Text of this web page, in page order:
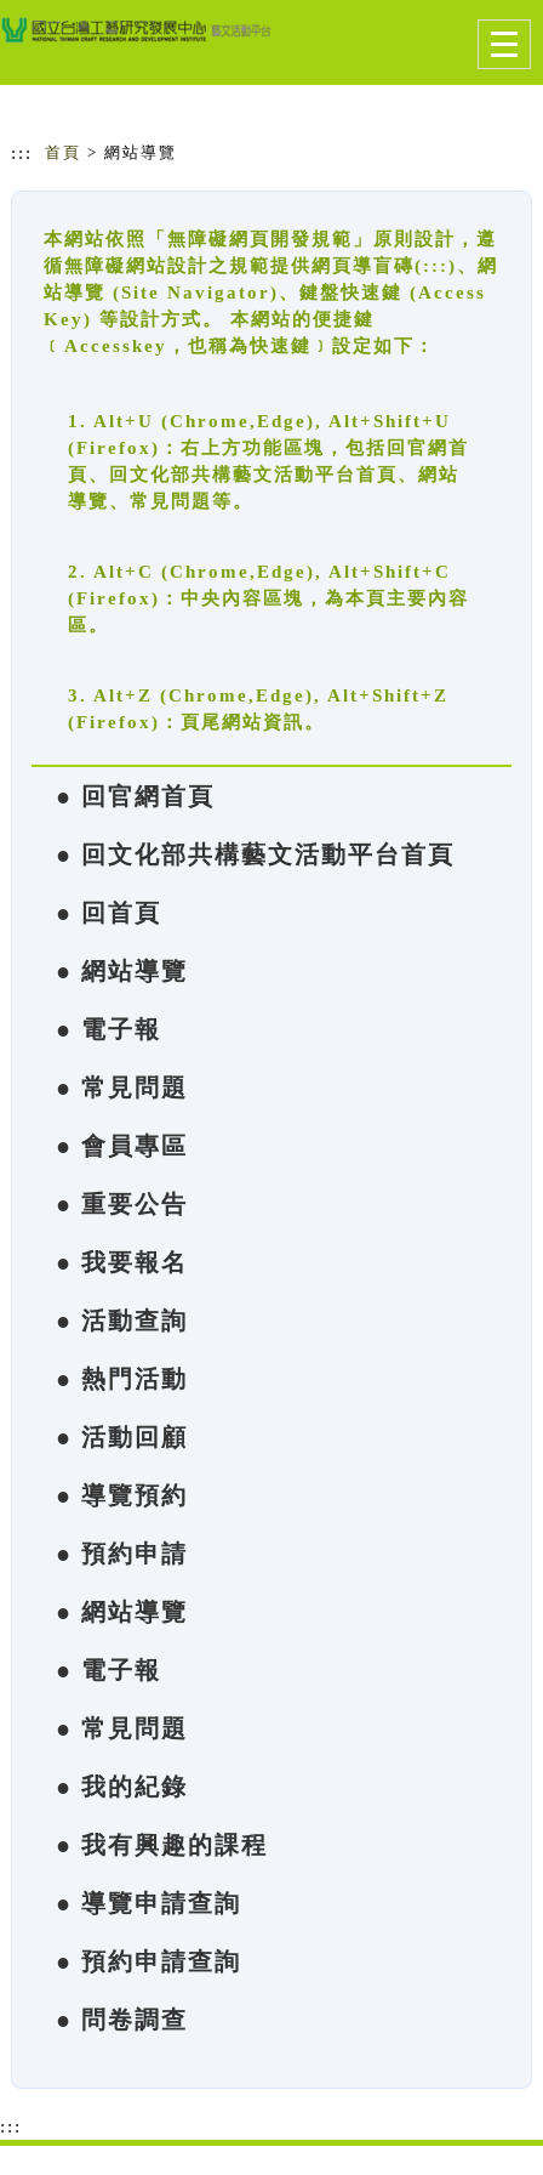
跳到主要內容
網站導覽
::: 首頁 > 網站導覽
本網站依照「無障礙網頁開發規範」原則設計，遵
循無障礙網站設計之規範提供網頁導盲磚(:::)、網
站導覽 (Site Navigator)、鍵盤快速鍵 (Access
Key) 等設計方式。 本網站的便捷鍵
﹝Accesskey，也稱為快速鍵﹞設定如下：
1. Alt+U (Chrome,Edge), Alt+Shift+U
(Firefox)：右上方功能區塊，包括回官網首
頁、回文化部共構藝文活動平台首頁、網站
導覽、常見問題等。
2. Alt+C (Chrome,Edge), Alt+Shift+C
(Firefox)：中央內容區塊，為本頁主要內容
區。
3. Alt+Z (Chrome,Edge), Alt+Shift+Z
(Firefox)：頁尾網站資訊。
● 回官網首頁
● 回文化部共構藝文活動平台首頁
● 回首頁
● 網站導覽
● 電子報
● 常見問題
● 會員專區
● 重要公告
● 我要報名
● 活動查詢
● 熱門活動
● 活動回顧
● 導覽預約
● 預約申請
● 網站導覽
● 電子報
● 常見問題
● 我的紀錄
● 我有興趣的課程
● 導覽申請查詢
● 預約申請查詢
● 問卷調查
:::